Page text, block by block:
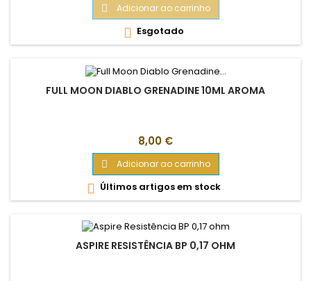
 Adicionar ao carrinho
 Esgotado
FULL MOON DIABLO GRENADINE 10ML AROMA
Preço
8,00 €
 Adicionar ao carrinho
 Últimos artigos em stock
ASPIRE RESISTÊNCIA BP 0,17 OHM